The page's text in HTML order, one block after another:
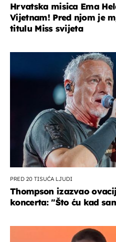
Hrvatska misica Ema
Vijetnam! Pred njom je
titulu Miss svijeta
PRED 20 TISUĆA LJUDI
Thompson izazvao
koncerta: "Što ću kad